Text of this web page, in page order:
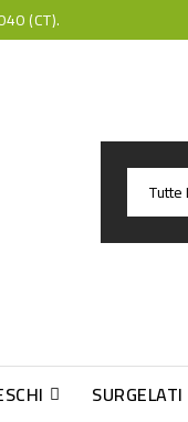
(CT).
SURGELATI